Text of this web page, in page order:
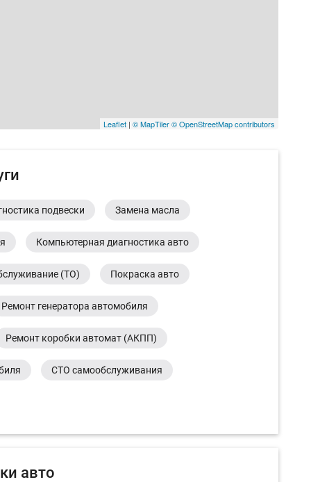
Leaflet | © MapTiler© OpenStreetMap contributors
подвески Замена масла
Компьютерная диагностика авто
(ТО) Покраска авто
Ремонт генератора автомобиля
Ремонт коробки автомат (АКПП)
СТО самообслуживания
авто